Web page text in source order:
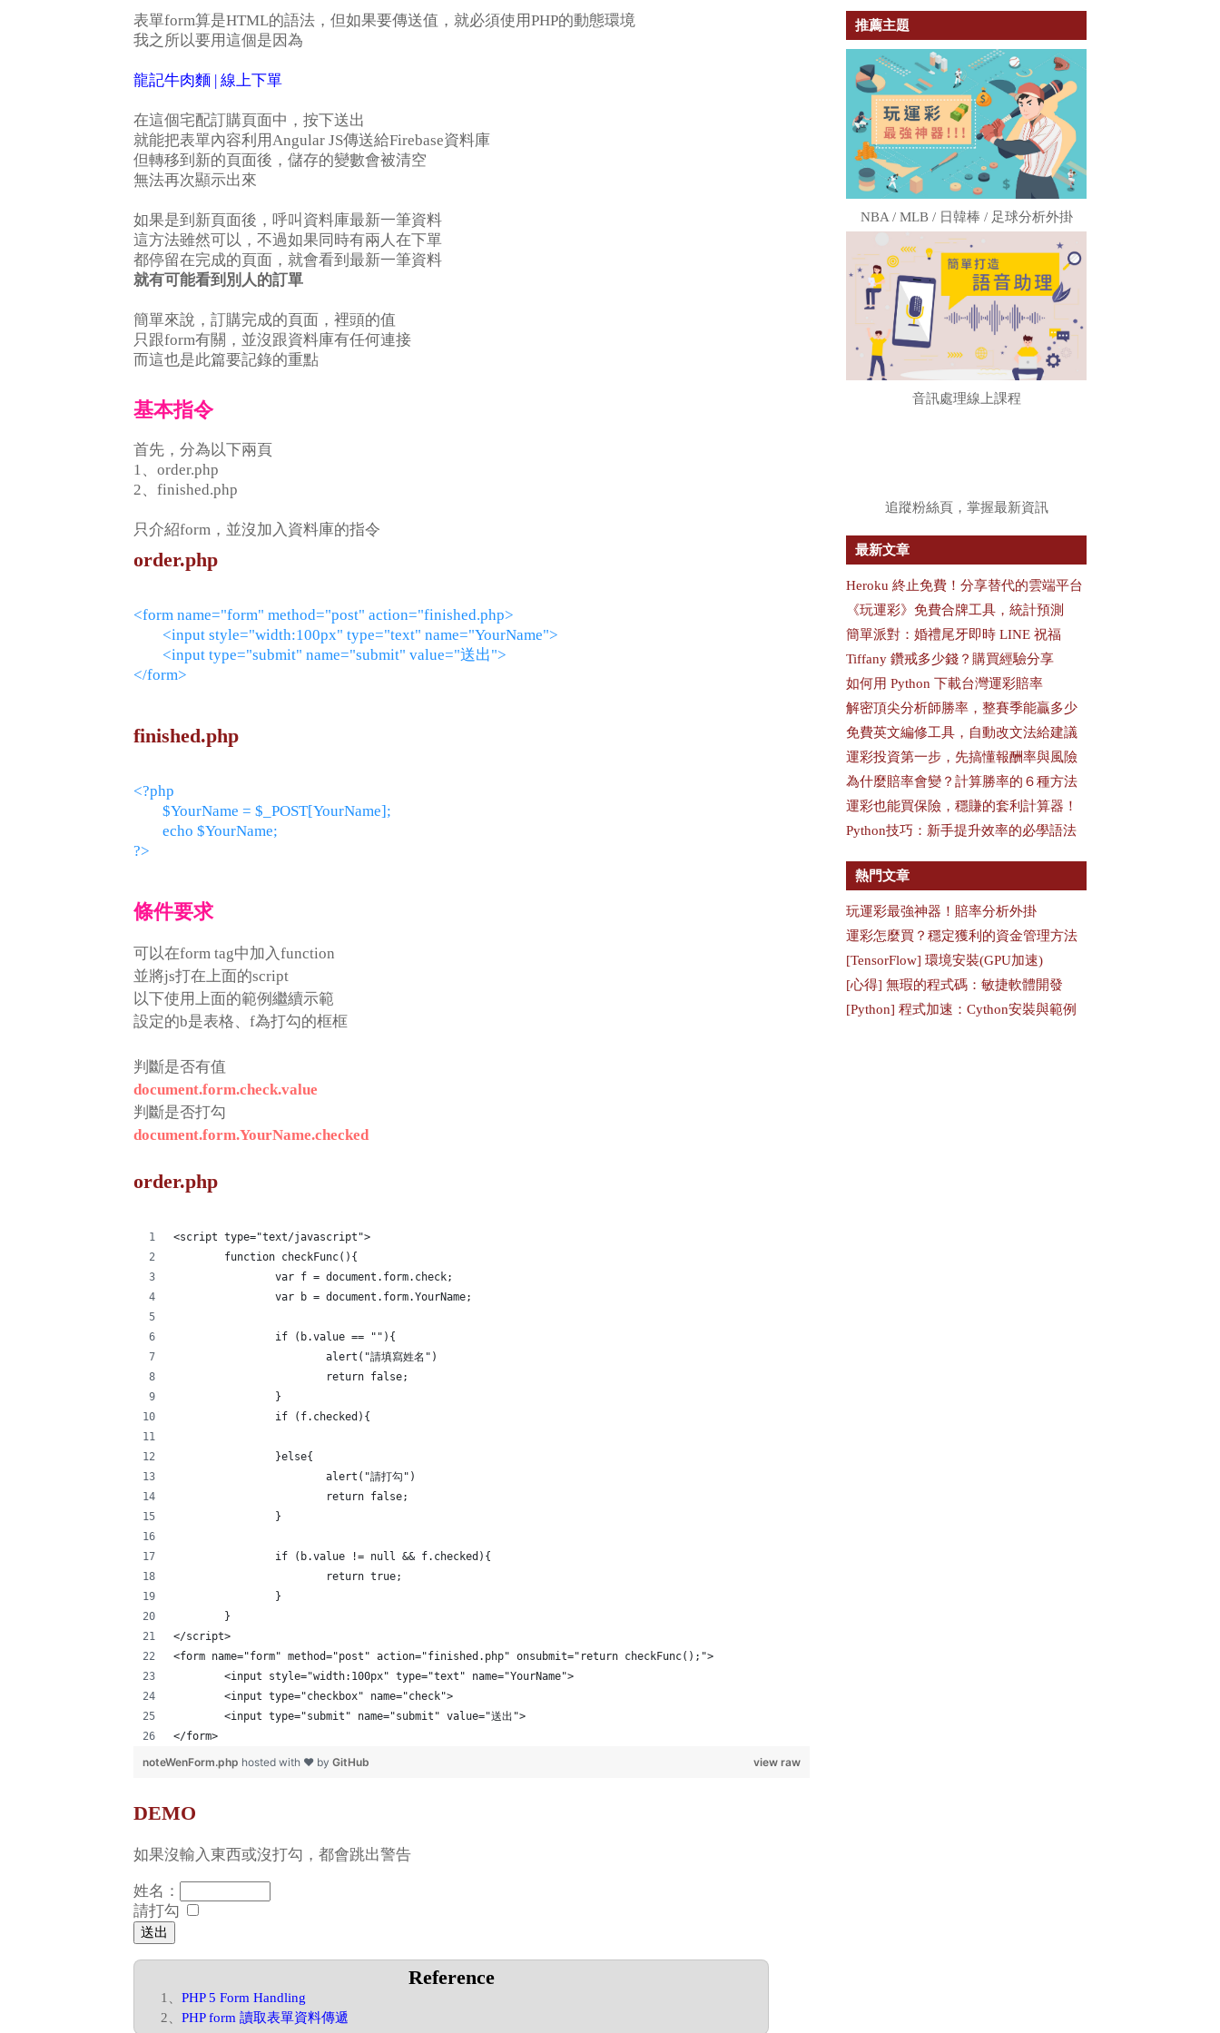
表單form算是HTML的語法，但如果要傳送值，就必須使用PHP的動態環境
我之所以要用這個是因為
龍記牛肉麵 | 線上下單
在這個宅配訂購頁面中，按下送出
就能把表單內容利用Angular JS傳送給Firebase資料庫
但轉移到新的頁面後，儲存的變數會被清空
無法再次顯示出來
如果是到新頁面後，呼叫資料庫最新一筆資料
這方法雖然可以，不過如果同時有兩人在下單
都停留在完成的頁面，就會看到最新一筆資料
就有可能看到別人的訂單
簡單來說，訂購完成的頁面，裡頭的值
只跟form有關，並沒跟資料庫有任何連接
而這也是此篇要記錄的重點
基本指令
首先，分為以下兩頁
1、order.php
2、finished.php
只介紹form，並沒加入資料庫的指令
order.php
<form name="form" method="post" action="finished.php>
finished.php
<?php
條件要求
可以在form tag中加入function
並將js打在上面的script
以下使用上面的範例繼續示範
設定的b是表格、f為打勾的框框
判斷是否有值
document.form.check.value
判斷是否打勾
document.form.YourName.checked
order.php
<script type="text/javascript">
	function checkFunc(){
		var f = document.form.check;
		var b = document.form.YourName;
		if (b.value == ""){
			alert("請填寫姓名")
		}
		if (f.checked){
		}else{
			alert("請打勾")
		}
		if (b.value != null && f.checked){
			return true;
		}
	}
</script>
<form name="form" method="post" action="finished.php" onsubmit="return checkFunc();">
	<input style="width:100px" type="text" name="YourName">
	<input type="checkbox" name="check">
	<input type="submit" name="submit" value="送出">
</form>
view raw
noteWenForm.php hosted with ❤ by GitHub
DEMO
如果沒輸入東西或沒打勾，都會跳出警告
姓名：
請打勾
Reference
1、PHP 5 Form Handling
2、PHP form 讀取表單資料傳遞
推薦主題
NBA / MLB / 日韓棒 / 足球分析外掛
音訊處理線上課程
追蹤粉絲頁，掌握最新資訊
最新文章
Heroku 終止免費！分享替代的雲端平台
《玩運彩》免費合牌工具，統計預測
簡單派對：婚禮尾牙即時 LINE 祝福
Tiffany 鑽戒多少錢？購買經驗分享
如何用 Python 下載台灣運彩賠率
解密頂尖分析師勝率，整賽季能贏多少
免費英文編修工具，自動改文法給建議
運彩投資第一步，先搞懂報酬率與風險
為什麼賠率會變？計算勝率的６種方法
運彩也能買保險，穩賺的套利計算器！
Python技巧：新手提升效率的必學語法
熱門文章
玩運彩最強神器！賠率分析外掛
運彩怎麼買？穩定獲利的資金管理方法
[TensorFlow] 環境安裝(GPU加速)
[心得] 無瑕的程式碼：敏捷軟體開發
[Python] 程式加速：Cython安裝與範例